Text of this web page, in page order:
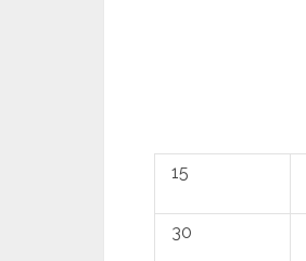
15
30